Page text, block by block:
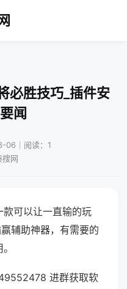
必胜技巧_插件安
闻
06｜阅读：1
搜网
可以让一直输的玩
辅助神器，有需要的
进群获取软